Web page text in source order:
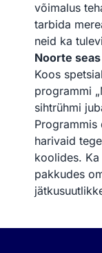
võimalus
tarbida
neid ka
Noorte seas
Koos
programmi
sihtrühmi
Programmis
harivaid
koolides.
pakkudes